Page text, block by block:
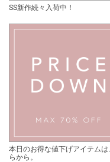
SS新作続々入荷中！
本日のお得な値下げアイテムは
らから。